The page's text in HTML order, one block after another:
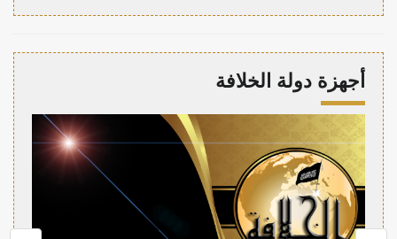
أجهزة دولة الخلافة